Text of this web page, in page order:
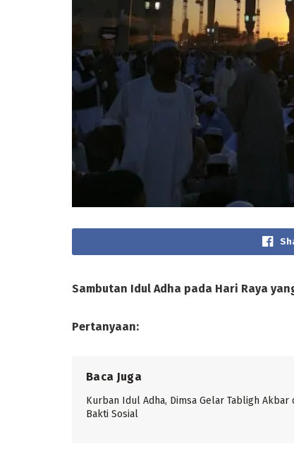
Sambutan Idul Adha pada Hari Raya y
Pertanyaan:
Baca Juga
Kurban Idul Adha, Dimsa Gelar Tabligh Akbar
Bakti Sosial